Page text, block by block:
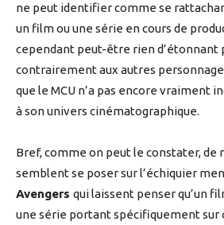
ne peut identifier comme se
un film ou une série en cours de
cependant peut-être rien d’étonnant
contrairement aux autres
que le MCU n’a pas encore vraiment
à son univers cinématographique.
Bref, comme on peut le constater, de
semblent se poser sur l’échiquier
Avengers qui laissent penser qu’un
une série portant spécifiquement sur